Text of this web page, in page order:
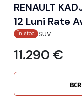
RENAULT
12 Luni Rate
În stoc SUV
11.290 €